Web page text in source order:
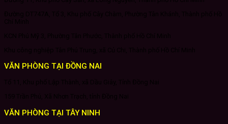
VĂN PHÒNG TẠI ĐỒNG NAI
VĂN PHÒNG TẠI TÂY NINH